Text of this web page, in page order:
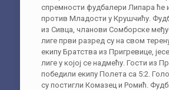
спремности фудбалери Липара ће
против Младости у Крушчићу.
из Сивца, чланови Сомборске
лиге први разред су на свом
екипу Братства из Пригревице,
лиге у којој се надмећу. Гости из
победили екипу Полета са 5:2.
су постигли Комазец и Ромић.